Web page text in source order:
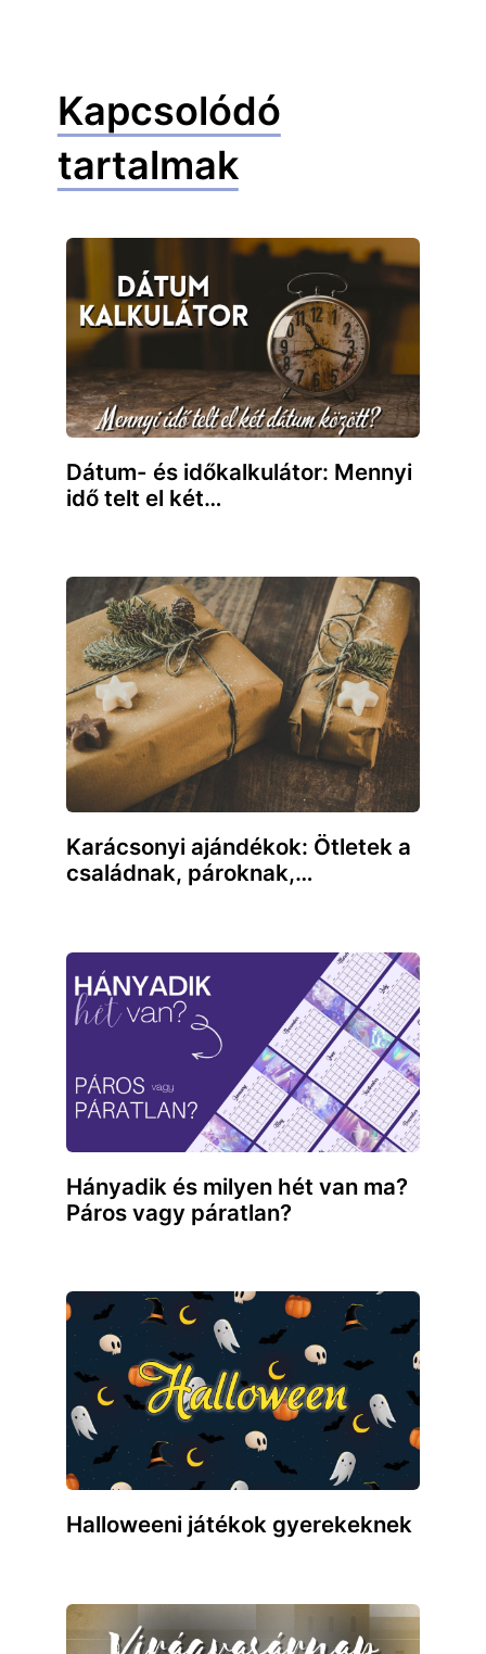
Kapcsolódó
tartalmak
Dátum- és időkalkulátor: Mennyi
idő telt el két…
Karácsonyi ajándékok: Ötletek a
családnak, pároknak,…
Hányadik és milyen hét van ma?
Páros vagy páratlan?
Halloweeni játékok gyerekeknek